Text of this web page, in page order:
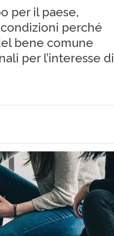
per il paese,
perché
bene comune
per l’interesse di